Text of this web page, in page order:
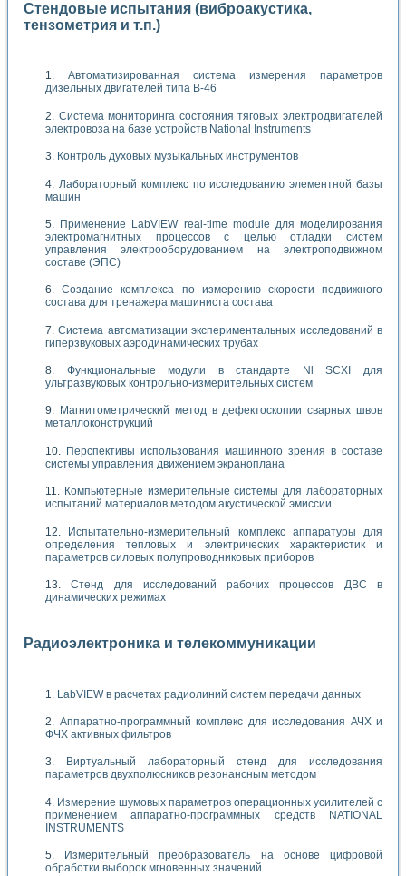
Стендовые испытания (виброакустика,
тензометрия и т.п.)
Автоматизированная система измерения параметров
дизельных двигателей типа В-46
Система мониторинга состояния тяговых электродвигателей
электровоза на базе устройств National Instruments
Контроль духовых музыкальных инструментов
Лабораторный комплекс по исследованию элементной базы
машин
Применение LabVIEW real-time module для моделирования
электромагнитных процессов с целью отладки систем
управления электрооборудованием на электроподвижном
составе (ЭПС)
Создание комплекса по измерению скорости подвижного
состава для тренажера машиниста состава
Система автоматизации экспериментальных исследований в
гиперзвуковых аэродинамических трубах
Функциональные модули в стандарте Nl SCXI для
ультразвуковых контрольно-измерительных систем
Магнитометрический метод в дефектоскопии сварных швов
металлоконструкций
Перспективы использования машинного зрения в составе
системы управления движением экраноплана
Компьютерные измерительные системы для лабораторных
испытаний материалов методом акустической эмиссии
Испытательно-измерительный комплекс аппаратуры для
определения тепловых и электрических характеристик и
параметров силовых полупроводниковых приборов
Стенд для исследований рабочих процессов ДВС в
динамических режимах
Радиоэлектроника и телекоммуникации
LabVIEW в расчетах радиолиний систем передачи данных
Аппаратно-программный комплекс для исследования АЧХ и
ФЧХ активных фильтров
Виртуальный лабораторный стенд для исследования
параметров двухполюсников резонансным методом
Измерение шумовых параметров операционных усилителей с
применением аппаратно-программных средств NATIONAL
INSTRUMENTS
Измерительный преобразователь на основе цифровой
обработки выборок мгновенных значений